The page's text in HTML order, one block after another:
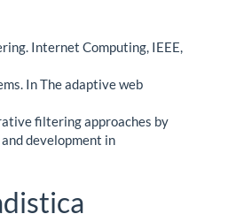
Internet Computing, IEEE,
In The adaptive web
filtering approaches by
development in